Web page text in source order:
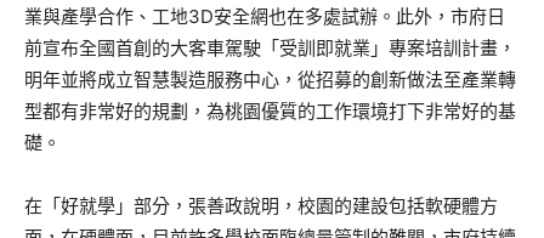
業與產學合作、工地3D安全網也在多處試辦。此外，市府日
前宣布全國首創的大客車駕駛「受訓即就業」專案培訓計畫，
明年並將成立智慧製造服務中心，從招募的創新做法至產業轉
型都有非常好的規劃，為桃園優質的工作環境打下非常好的基
礎。
在「好就學」部分，張善政說明，校園的建設包括軟硬體方